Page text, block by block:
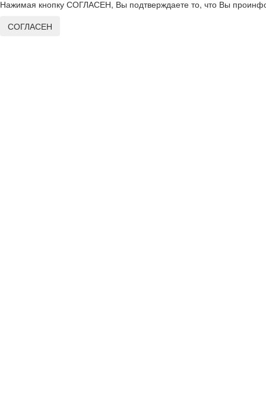
Нажимая кнопку СОГЛАСЕН, Вы подтверждаете то, что Вы
СОГЛАСЕН